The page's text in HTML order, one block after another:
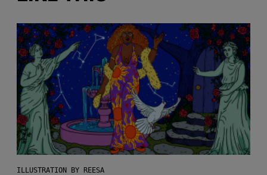
ILLUSTRATION BY REESA